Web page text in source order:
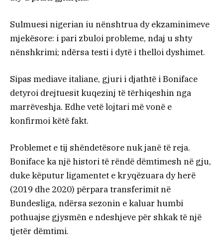
Sulmuesi nigerian iu nënshtrua dy ekzaminimeve
mjekësore: i pari zbuloi probleme, ndaj u shty
nënshkrimi; ndërsa testi i dytë i thelloi dyshimet.
Sipas mediave italiane, gjuri i djathtë i Boniface
detyroi drejtuesit kuqezinj të tërhiqeshin nga
marrëveshja. Edhe vetë lojtari më vonë e
konfirmoi këtë fakt.
Problemet e tij shëndetësore nuk janë të reja.
Boniface ka një histori të rëndë dëmtimesh në gju,
duke këputur ligamentet e kryqëzuara dy herë
(2019 dhe 2020) përpara transferimit në
Bundesliga, ndërsa sezonin e kaluar humbi
pothuajse gjysmën e ndeshjeve për shkak të një
tjetër dëmtimi.